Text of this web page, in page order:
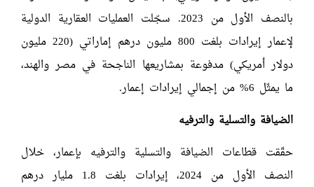
بالنصف الأول من 2023. سجّلت العمليات العقارية الدولية
لإعمار إيرادات بلغت 800 مليون درهم إماراتي (220 مليون
دولار أمريكي) مدفوعة بمشاريعها الناجحة في مصر والهند،
ما يمثّل 6% من إجمالي إيرادات إعمار.
الضيافة والتسلية والترفيه
حقّقت قطاعات الضيافة والتسلية والترفيه بإعمار، خلال
النصف الأول من 2024، إيرادات بلغت 1.8 مليار درهم